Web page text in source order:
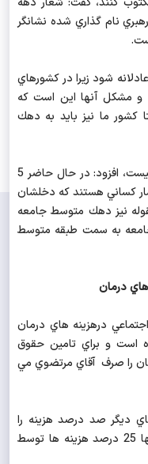
نام گذاري شده نشانگر
شود زيرا در كشورهاي
و مشكل آنها اين است كه
كشور ما نيز بايد به دهك
وي با بيان اينكه عدالت به معناي برابري نيست، افزود: در حال حاضر 5
كساني هستند كه دخلشان
نيز دهك متوسط جامعه
به سمت طبقه متوسط
درمان
درهزينه هاي درمان
است و براي تامين حقوق
را صرف آقاي مرتضوي مي
ديگر صد درصد هزينه را
تامين اجتماعي مي پردازد اما در ايران تنها 25 درصد هزينه ها توسط